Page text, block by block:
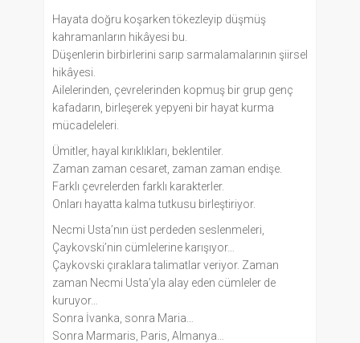
Hayata doğru koşarken tökezleyip düşmüş
kahramanların hikâyesi bu.
Düşenlerin birbirlerini sarıp sarmalamalarının şiirsel
hikâyesi.
Ailelerinden, çevrelerinden kopmuş bir grup genç
kafadarın, birleşerek yepyeni bir hayat kurma
mücadeleleri.
Ümitler, hayal kırıklıkları, beklentiler.
Zaman zaman cesaret, zaman zaman endişe.
Farklı çevrelerden farklı karakterler.
Onları hayatta kalma tutkusu birleştiriyor.
Necmi Usta’nın üst perdeden seslenmeleri,
Çaykovski’nin cümlelerine karışıyor…
Çaykovski çıraklara talimatlar veriyor. Zaman
zaman Necmi Usta’yla alay eden cümleler de
kuruyor…
Sonra İvanka, sonra Maria…
Sonra Marmaris, Paris, Almanya…